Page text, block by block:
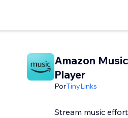
Amazon Music
Player
PorTinyLinks
Stream music